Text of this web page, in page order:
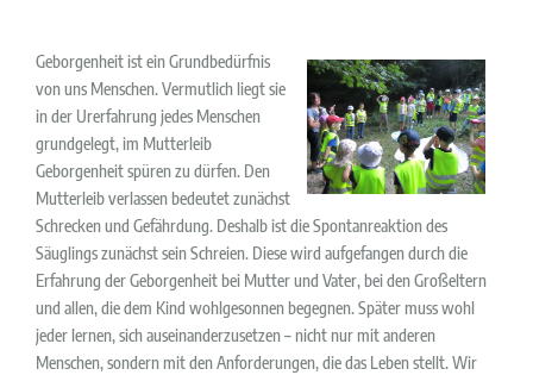
Geborgenheit ist ein Grundbedürfnis
von uns Menschen. Vermutlich liegt sie
in der Urerfahrung jedes Menschen
grundgelegt, im Mutterleib
Geborgenheit spüren zu dürfen. Den
Mutterleib verlassen bedeutet zunächst
Schrecken und Gefährdung. Deshalb ist die Spontanreaktion des
Säuglings zunächst sein Schreien. Diese wird aufgefangen durch die
Erfahrung der Geborgenheit bei Mutter und Vater, bei den Großeltern
und allen, die dem Kind wohlgesonnen begegnen. Später muss wohl
jeder lernen, sich auseinanderzusetzen – nicht nur mit anderen
Menschen, sondern mit den Anforderungen, die das Leben stellt. Wir